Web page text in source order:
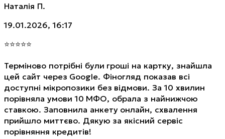
Наталія П.
19.01.2026, 16:17
⭐⭐⭐⭐⭐
Терміново потрібні були гроші на картку, знайшла
цей сайт через Google. Фіногляд показав всі
доступні мікропозики без відмови. За 10 хвилин
порівняла умови 10 МФО, обрала з найнижчою
ставкою. Заповнила анкету онлайн, схвалення
прийшло миттєво. Дякую за якісний сервіс
порівняння кредитів!